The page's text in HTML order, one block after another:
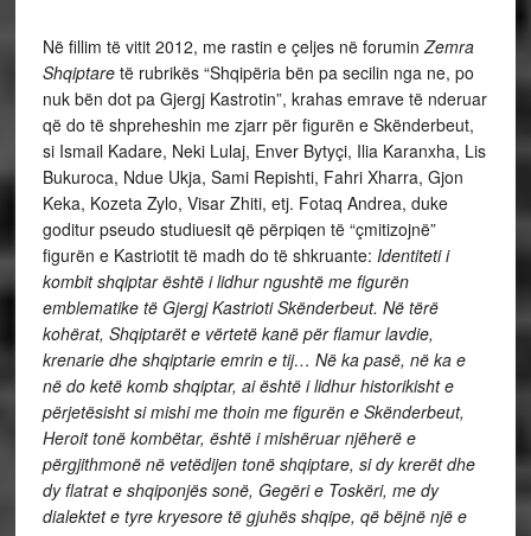
Në fillim të vitit 2012, me rastin e çeljes në foruminZemra
Shqiptaretë rubrikës “Shqipëria bën pa secilin nga ne, po
nuk bën dot pa Gjergj Kastrotin”, krahas emrave të nderuar
që do të shpreheshin me zjarr për figurën e Skënderbeut,
si Ismail Kadare, Neki Lulaj, Enver Bytyçi, Ilia Karanxha, Lis
Bukuroca, Ndue Ukja, Sami Repishti, Fahri Xharra, Gjon
Keka, Kozeta Zylo, Visar Zhiti, etj. Fotaq Andrea, duke
goditur pseudo studiuesit që përpiqen të “çmitizojnë”
figurën e Kastriotit të madh do të shkruante: Identiteti i
kombit shqiptar është i lidhur ngushtë me figurën
emblematike të Gjergj Kastrioti Skënderbeut. Në tërë
kohërat, Shqiptarët e vërtetë kanë për flamur lavdie,
krenarie dhe shqiptarie emrin e tij… Në ka pasë, në ka e
në do ketë komb shqiptar, ai është i lidhur historikisht e
përjetësisht si mishi me thoin me figurën e Skënderbeut,
Heroit tonë kombëtar, është i mishëruar njëherë e
përgjithmonë në vetëdijen tonë shqiptare, si dy krerët dhe
dy flatrat e shqiponjës sonë, Gegëri e Toskëri, me dy
dialektet e tyre kryesore të gjuhës shqipe, që bëjnë një e